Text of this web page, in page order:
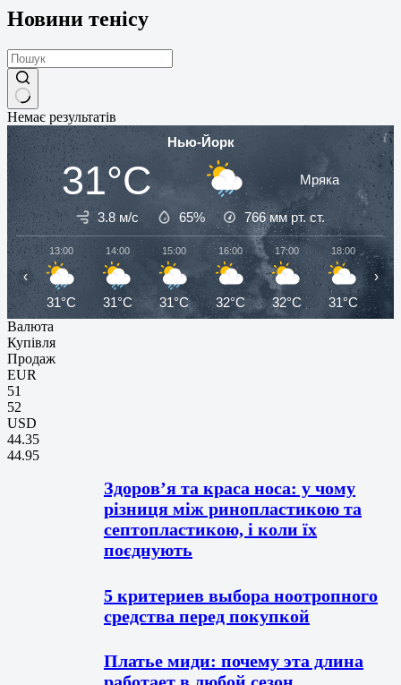
Новини тенісу
Немає результатів
Нью-Йорк
31°C Мряка
3.8 м/с 65% 766мм рт. ст.
13:00
31°C
14:00
31°C
15:00
31°C
16:00
32°C
17:00
32°C
18:00
31°C
‹ ›
Валюта
Купівля
Продаж
EUR
51
52
USD
44.35
44.95
Здоров’я та краса носа: у чому
різниця між ринопластикою та
септопластикою, і коли їх
поєднують
5 критериев выбора ноотропного
средства перед покупкой
Платье миди: почему эта длина